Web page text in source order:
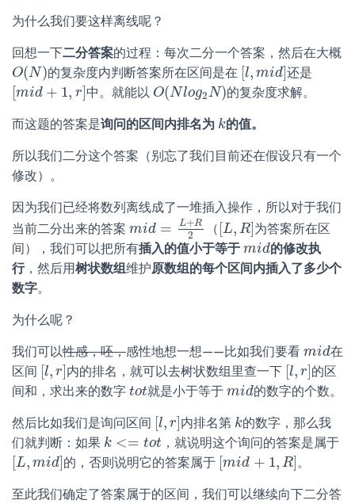
为什么我们要这样离线呢？
回想一下二分答案的过程：每次二分一个答案，然后在大概
O(N)
O(N) 的复杂度内判断答案所在区间是在 [l, mid]
[l,mid] 还是
[mid + 1, r]
[mid+ 1,r ] 中。就能以 O(Nlog2N)
O(Nlog2N) 的复杂度求解。
而这题的答案是询问的区间内排名为 k
k的值。
所以我们二分这个答案（别忘了我们目前还在假设只有一个
修改）。
因为我们已经将数列离线成了一堆插入操作，所以对于我们
当前二分出来的答案 mid = L+R
2
mid= L+ R2 （ [L, R]
[L,R] 为答案所在区
间），我们可以把所有插入的值小于等于 mid
mid 的修改执
行，然后用树状数组维护原数组的每个区间内插入了多少个
数字。
为什么呢？
我们可以性感，呸，感性地想一想——比如我们要看 mid
mid 在
区间 [l, r]
[l,r] 内的排名，就可以去树状数组里查一下 [l, r]
[l,r] 的区
间和，求出来的数字 tot
tot就是小于等于 mid
mid 的数字的个数。
然后比如我们是询问区间 [l, r]
[l,r] 内排名第 k
k的数字，那么我
们就判断：如果 k <= tot
k<=to t ，就说明这个询问的答案是属于
[L, mid]
[L,mid] 的，否则说明它的答案属于 [mid + 1, R]
[mid+ 1,R]
。
至此我们确定了答案属于的区间，我们可以继续向下二分答